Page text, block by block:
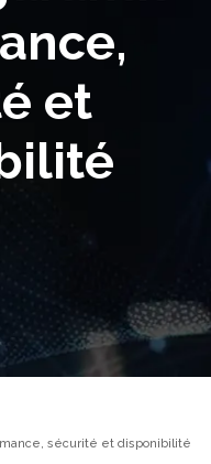
et
sécurité et disponibilité